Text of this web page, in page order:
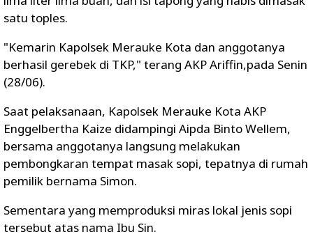
satu toples.
"Kemarin Kapolsek Merauke Kota dan anggotanya
berhasil gerebek di TKP," terang AKP Ariffin,pada Senin
(28/06).
Saat pelaksanaan, Kapolsek Merauke Kota AKP
Enggelbertha Kaize didampingi Aipda Binto Wellem,
bersama anggotanya langsung melakukan
pembongkaran tempat masak sopi, tepatnya di rumah
pemilik bernama Simon.
Sementara yang memproduksi miras lokal jenis sopi
tersebut atas nama Ibu Sin.